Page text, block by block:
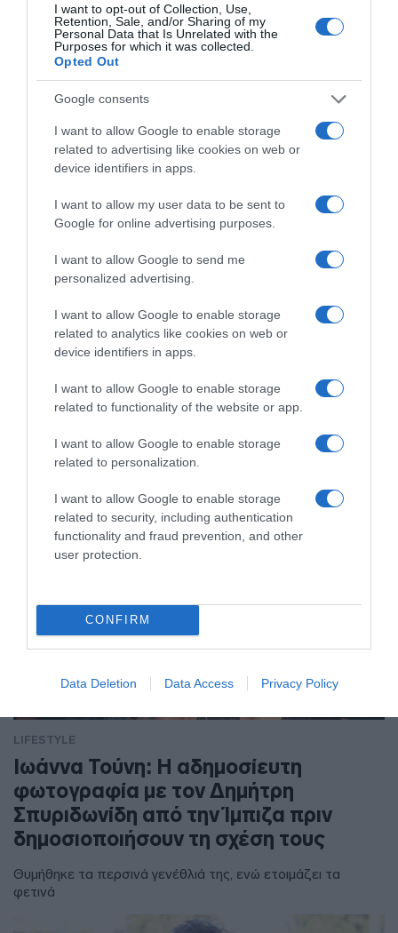
I want to opt-out of Collection, Use,
Retention, Sale, and/or Sharing of my
Personal Data that Is Unrelated with the
Purposes for which it was collected.
Opted Out
Google consents
I want to allow Google to enable storage
related to advertising like cookies on web or
device identifiers in apps.
I want to allow my user data to be sent to
Google for online advertising purposes.
I want to allow Google to send me
personalized advertising.
I want to allow Google to enable storage
related to analytics like cookies on web or
device identifiers in apps.
I want to allow Google to enable storage
related to functionality of the website or app.
I want to allow Google to enable storage
related to personalization.
I want to allow Google to enable storage
related to security, including authentication
functionality and fraud prevention, and other
user protection.
CONFIRM
Data Deletion Data Access Privacy Policy
LIFESTYLE
Οι Queens Of The Stone Age
δημιούργησαν τηλεφωνική γραμμή…
παραπόνων για τους θαυμαστές τους
Η τηλεφωνική γραμμή είναι διαθέσιμη 24/7 για να μπορούν
οι καλούντες να αφήσουν μήνυμα
LIFESTYLE
Ιωάννα Τούνη: Η αδημοσίευτη
φωτογραφία με τον Δημήτρη
Σπυριδωνίδη από την Ίμπιζα πριν
δημοσιοποιήσουν τη σχέση τους
Θυμήθηκε τα περσινά γενέθλιά της, ενώ ετοιμάζει τα
φετινά